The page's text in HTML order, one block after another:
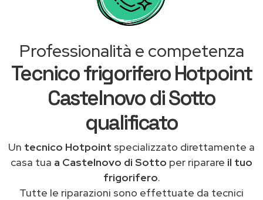
Professionalità e competenza
Tecnico frigorifero Hotpoint
Castelnovo di Sotto
qualificato
Un tecnico Hotpoint specializzato direttamente a
casa tua a Castelnovo di Sotto per riparare il tuo
frigorifero.
Tutte le riparazioni sono effettuate da tecnici